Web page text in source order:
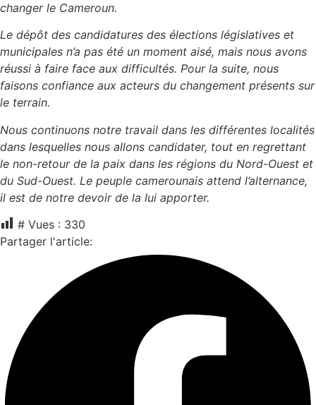
changer le Cameroun.
Le dépôt des candidatures des élections législatives et
municipales n’a pas été un moment aisé, mais nous avons
réussi à faire face aux difficultés. Pour la suite, nous
faisons confiance aux acteurs du changement présents sur
le terrain.
Nous continuons notre travail dans les différentes localités
dans lesquelles nous allons candidater, tout en regrettant
le non-retour de la paix dans les régions du Nord-Ouest et
du Sud-Ouest. Le peuple camerounais attend l’alternance,
il est de notre devoir de la lui apporter.
# Vues : 330
Partager l'article: